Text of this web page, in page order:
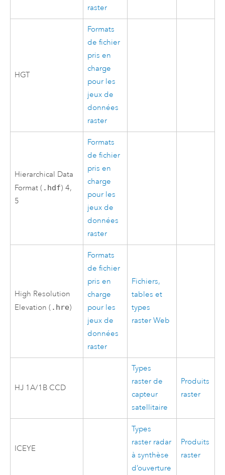
raster
HGT
Formats
de fichier
pris en
charge
pour les
jeux de
données
raster
Hierarchical Data
Format ( .hdf) 4,
5
Formats
de fichier
pris en
charge
pour les
jeux de
données
raster
High Resolution
Elevation ( .hre)
Formats
de fichier
pris en
charge
pour les
jeux de
données
raster
Fichiers,
tables et
types
raster Web
HJ 1A/1B CCD
Types
raster de
capteur
satellitaire
Produits
raster
ICEYE
Types
raster radar
à synthèse
d’ouverture
Produits
raster